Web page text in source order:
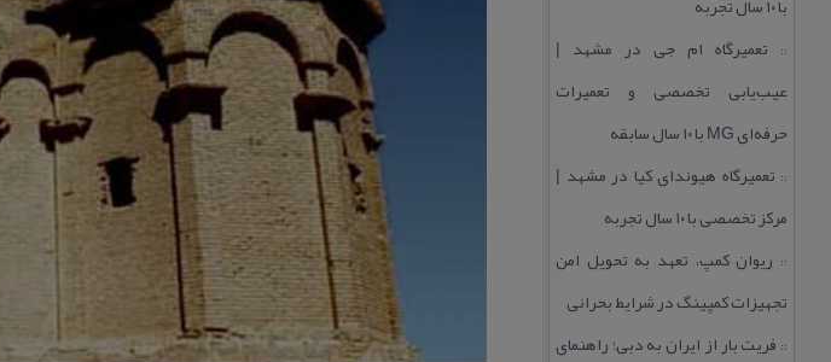
:: تعمیرگاه ام جی در مشهد |
عیب‌یابی تخصصی و تعمیرات
حرفه‌ای MG با ۱۰ سال سابقه
:: تعمیرگاه هیوندای كیا در مشهد |
مركز تخصصی با ۱۰ سال تجربه
:: ریوان كمپ، تعهد به تحویل امن
تجهیزات كمپینگ در شرایط بحرانی
:: فریت بار از ایران به دبی؛ راهنمای